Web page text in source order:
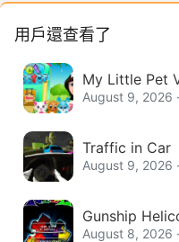
用戶還查看了
My Little Pet
August 9, 2026
Traffic in Car
August 9, 2026
Gunship
August 8, 2026